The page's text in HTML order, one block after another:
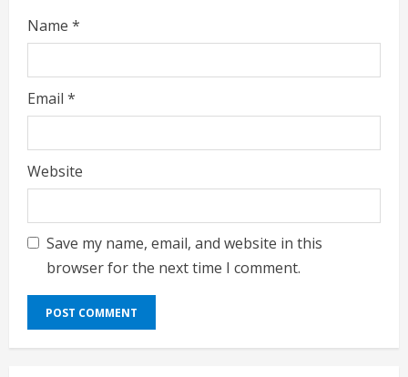
Name *
Email *
Website
Save my name, email, and website in this
browser for the next time I comment.